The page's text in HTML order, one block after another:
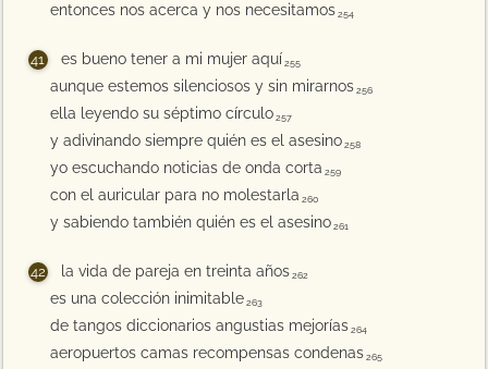
entonces nos acerca y nos necesitamos 254
es bueno tener a mi mujer aquí 255
aunque estemos silenciosos y sin mirarnos 256
ella leyendo su séptimo círculo 257
y adivinando siempre quién es el asesino 258
yo escuchando noticias de onda corta 259
con el auricular para no molestarla 260
y sabiendo también quién es el asesino 261
la vida de pareja en treinta años 262
es una colección inimitable 263
de tangos diccionarios angustias mejorías 264
aeropuertos camas recompensas condenas 265